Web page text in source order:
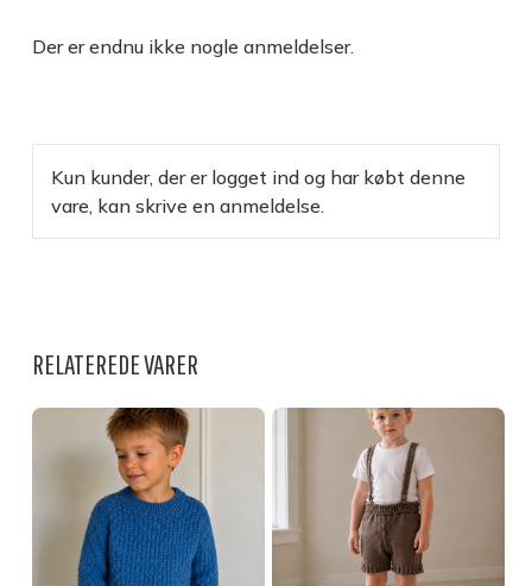
INGEN VARER I KURVEN.
Der er endnu ikke nogle anmeldelser.
Kun kunder, der er logget ind og har købt denne
vare, kan skrive en anmeldelse.
RELATEREDE VARER